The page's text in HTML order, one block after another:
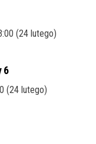
(24 lutego)
6
(24 lutego)